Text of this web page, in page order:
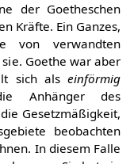
der Goetheschen
Kräfte. Ein Ganzes,
von verwandten
Goethe war aber
sich alseinförmig
Anhänger des
Gesetzmäßigkeit,
beobachten
In diesem Falle